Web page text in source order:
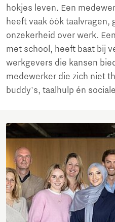
hokjes leven. Een
heeft vaak óók
onzekerheid over werk.
met school, heeft baat bij
werkgevers die kansen
medewerker die zich niet
buddy's, taalhulp én